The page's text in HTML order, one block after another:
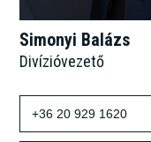
Simonyi Balázs
Divízióvezető
+36 20 929 1620